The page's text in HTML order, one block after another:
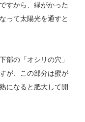
すから、緑がかった
って太陽光を通すと
部の「オシリの穴」
が、この部分は蜜が
になると肥大して開